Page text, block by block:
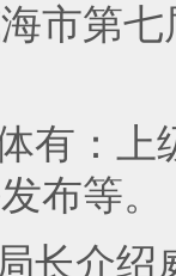
市第
有：
布等。
长介绍